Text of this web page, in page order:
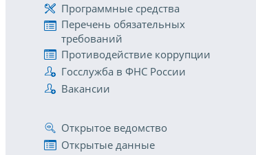
Программные средства
Перечень обязательных
требований
Противодействие коррупции
Госслужба в ФНС России
Вакансии
Открытое ведомство
Открытые данные